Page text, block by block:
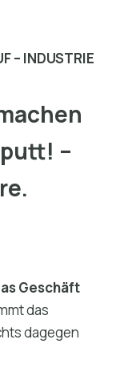
– INDUSTRIE
–
Geschäft
das
dagegen